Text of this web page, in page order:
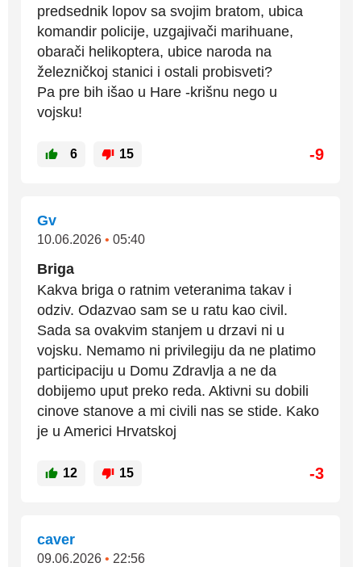
predsednik lopov sa svojim bratom, ubica
komandir policije, uzgajivači marihuane,
obarači helikoptera, ubice naroda na
železničkoj stanici i ostali probisveti?
Pa pre bih išao u Hare -krišnu nego u
vojsku!
6 15 -9
Gv
10.06.2026 • 05:40
Briga
Kakva briga o ratnim veteranima takav i
odziv. Odazvao sam se u ratu kao civil.
Sada sa ovakvim stanjem u drzavi ni u
vojsku. Nemamo ni privilegiju da ne platimo
participaciju u Domu Zdravlja a ne da
dobijemo uput preko reda. Aktivni su dobili
cinove stanove a mi civili nas se stide. Kako
je u Americi Hrvatskoj
12 15 -3
caver
09.06.2026 • 22:56